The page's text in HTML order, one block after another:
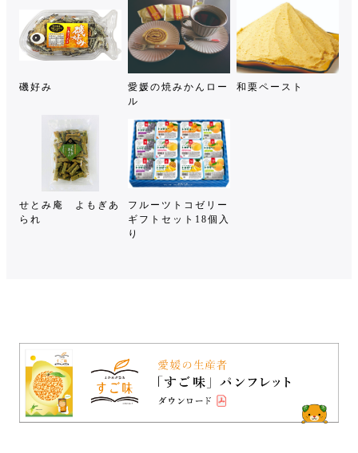
磯好み
愛媛の焼みかんロー
ル
和栗ペースト
せとみ庵 よもぎあ
られ
フルーツトコゼリー
ギフトセット18個入
り